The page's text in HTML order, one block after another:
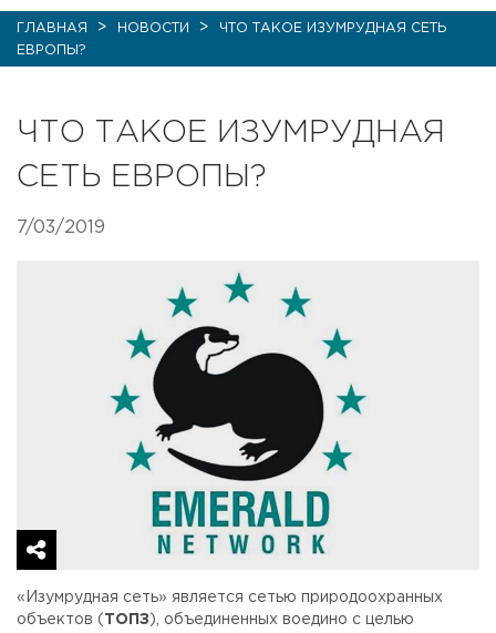
ГЛАВНАЯ > НОВОСТИ >
ЧТО ТАКОЕ ИЗУМРУДНАЯ СЕТЬ
ЕВРОПЫ?
ЧТО ТАКОЕ ИЗУМРУДНАЯ
СЕТЬ ЕВРОПЫ?
7/03/2019
«Изумрудная сеть» является сетью природоохранных
объектов ( ТОПЗ ), объединенных воедино с целью